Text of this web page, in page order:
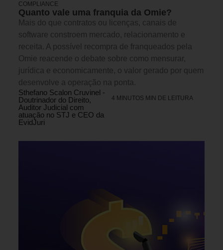
COMPLIANCE
Quanto vale uma franquia da Omie?
Mais do que contratos ou licenças, canais de
software constroem mercado, relacionamento e
receita. A possível recompra de franqueados pela
Omie reacende o debate sobre como mensurar,
jurídica e economicamente, o valor gerado por quem
desenvolve a operação na ponta.
Sthefano Scalon Cruvinel -
Doutrinador do Direito,
Auditor Judicial com
atuação no STJ e CEO da
EvidJuri
4 MINUTOS MIN DE LEITURA